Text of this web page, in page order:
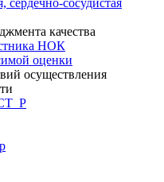
качества
НОК
оценки
осуществления